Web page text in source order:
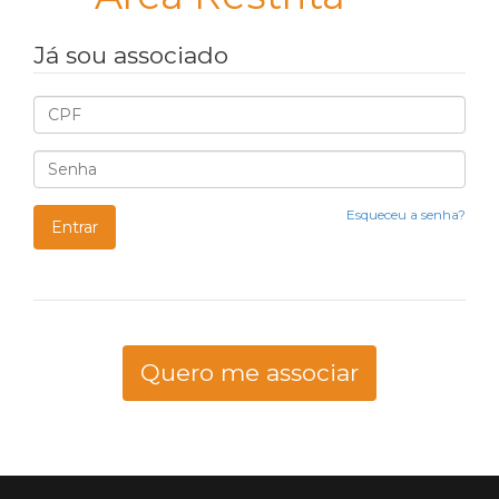
Já sou associado
Esqueceu a senha?
Quero me associar